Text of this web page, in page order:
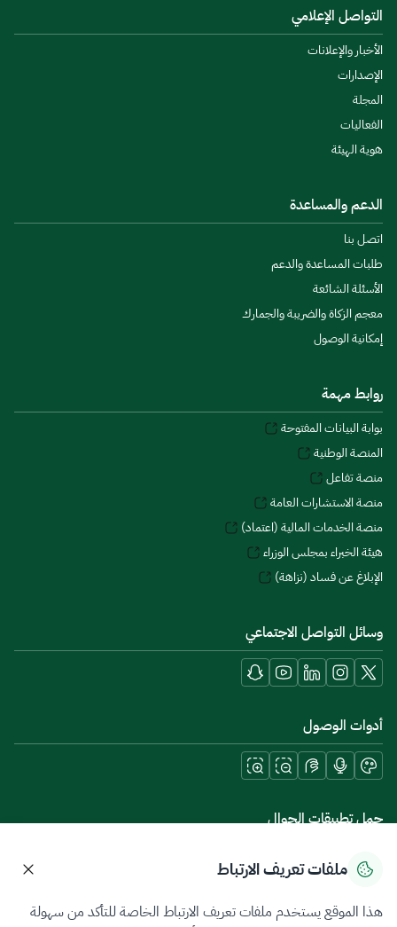
التواصل الإعلامي
الأخبار والإعلانات
الإصدارات
المجلة
الفعاليات
هوية الهيئة
الدعم والمساعدة
اتصل بنا
طلبات المساعدة والدعم
الأسئلة الشائعة
معجم الزكاة والضريبة والجمارك
إمكانية الوصول
روابط مهمة
بوابة البيانات المفتوحة
المنصة الوطنية
منصة تفاعل
منصة الاستشارات العامة
منصة الخدمات المالية (اعتماد)
هيئة الخبراء بمجلس الوزراء
الإبلاغ عن فساد (نزاهة)
وسائل التواصل الاجتماعي
أدوات الوصول
حمل تطبيقات الجوال
سياسة الخصوصيةشروط الاستخدامخريطة الموقع
ملفات تعريف الارتباط
هذا الموقع يستخدم ملفات تعريف الارتباط الخاصة للتأكد من سهولة